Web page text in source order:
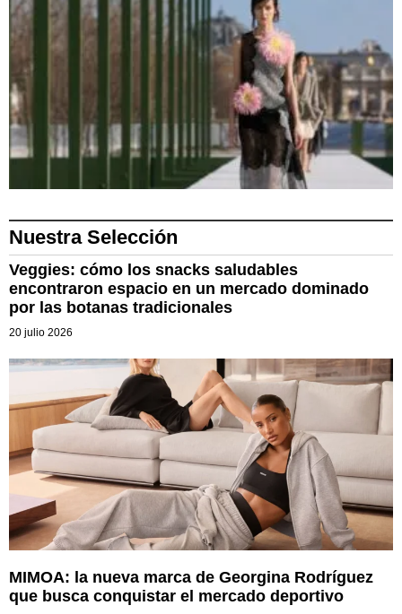
Nuestra Selección
Veggies: cómo los snacks saludables
encontraron espacio en un mercado dominado
por las botanas tradicionales
20 julio 2026
MIMOA: la nueva marca de Georgina Rodríguez
que busca conquistar el mercado deportivo